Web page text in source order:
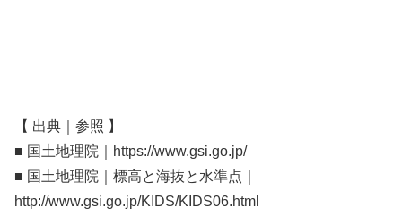
【 出典｜参照 】
■ 国土地理院｜https://www.gsi.go.jp/
■ 国土地理院｜標高と海抜と水準点｜
http://www.gsi.go.jp/KIDS/KIDS06.html